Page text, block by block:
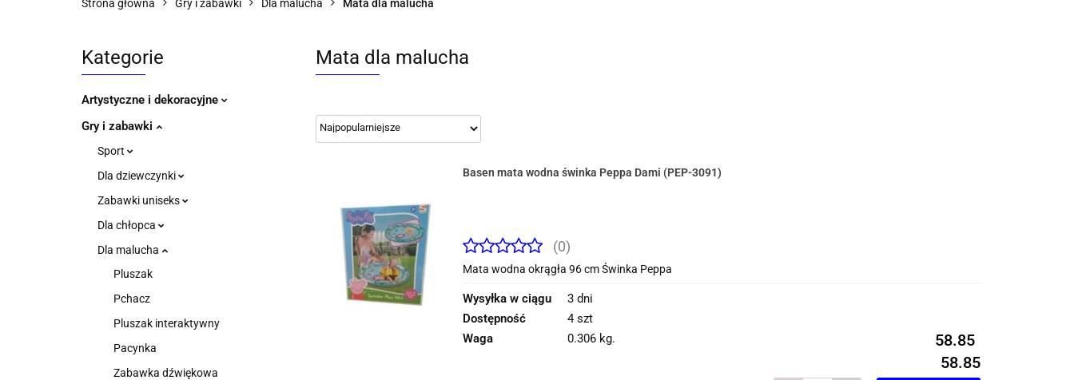
Strona główna Gry i zabawki Dla malucha Mata dla malucha
Kategorie
Artystyczne i dekoracyjne
Gry i zabawki
Sport
Dla dziewczynki
Zabawki uniseks
Dla chłopca
Dla malucha
Pluszak
Pchacz
Pluszak interaktywny
Pacynka
Zabawka dźwiękowa
Mata dla malucha
Basen mata wodna świnka Peppa Dami (PEP-3091)
(0)
Mata wodna okrągła 96 cm Świnka Peppa
Wysyłka w ciągu
3 dni
Dostępność
4 szt
Waga
0.306 kg.
58.85
58.85